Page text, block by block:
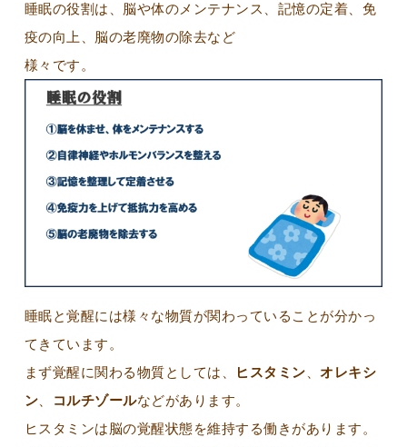
睡眠の役割は、脳や体のメンテナンス、記憶の定着、免
疫の向上、脳の老廃物の除去など
様々です。
睡眠と覚醒には様々な物質が関わっていることが分かっ
てきています。
まず覚醒に関わる物質としては、
ヒスタミン 、オレキシ
ン
コルチゾールなどがあります。
ヒスタミンは脳の覚醒状態を維持する働きがあります。